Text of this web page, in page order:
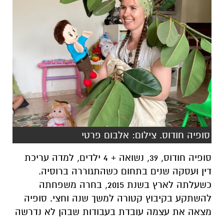
סופיה חודוס. צילום: אלבום פרטי
סופיה חודוס, 39, נשואה + 4 ילדים, למדה עריכת
דין ועסקה שנים בתחום כשהתגוררה ברוסיה.
כשעלתה לארץ בשנת 2015, בחרה משפחתה
להשתקע בקיבוץ קטורה למשך שנה וחצי. סופיה
מצאה את עצמה עובדת בעבודות שבהן לא נדרשה